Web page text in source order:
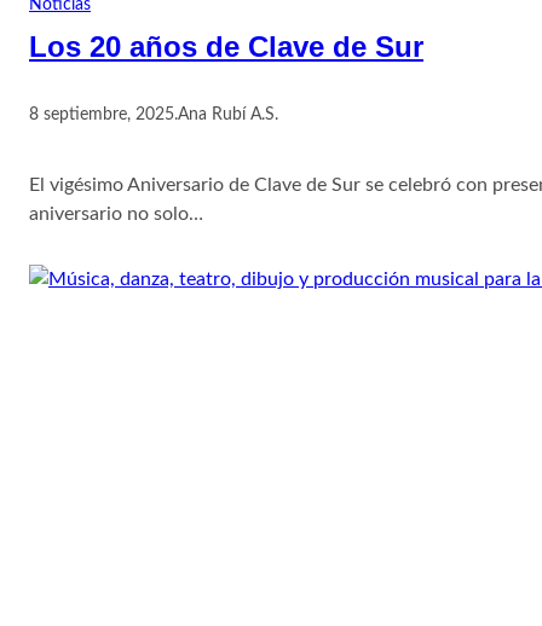
Noticias
Los 20 años de Clave de Sur
8 septiembre, 2025.Ana Rubí A.S.
El vigésimo Aniversario de Clave de Sur se celebró con
aniversario no solo…